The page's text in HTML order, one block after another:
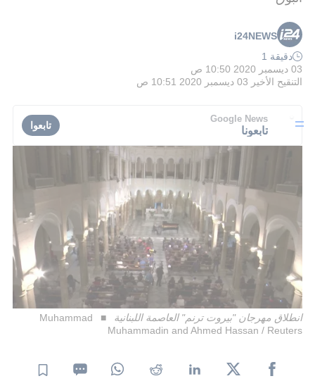
i24NEWS
دقيقة 1
03 ديسمبر 2020 10:50 ص
التنقيح الأخير 03 ديسمبر 2020 10:51 ص
Google News
تابعونا تابعوا
انطلاق مهرجان "بيروت ترنم" العاصمة اللبنانية
Muhammad
Muhammadin and Ahmed Hassan / Reuters